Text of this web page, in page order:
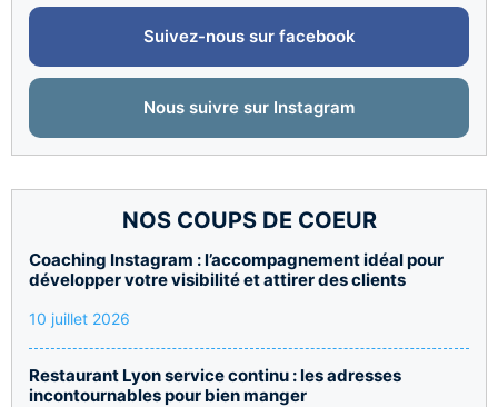
Suivez-nous sur facebook
Nous suivre sur Instagram
NOS COUPS DE COEUR
Coaching Instagram : l’accompagnement idéal pour
développer votre visibilité et attirer des clients
10 juillet 2026
Restaurant Lyon service continu : les adresses
incontournables pour bien manger